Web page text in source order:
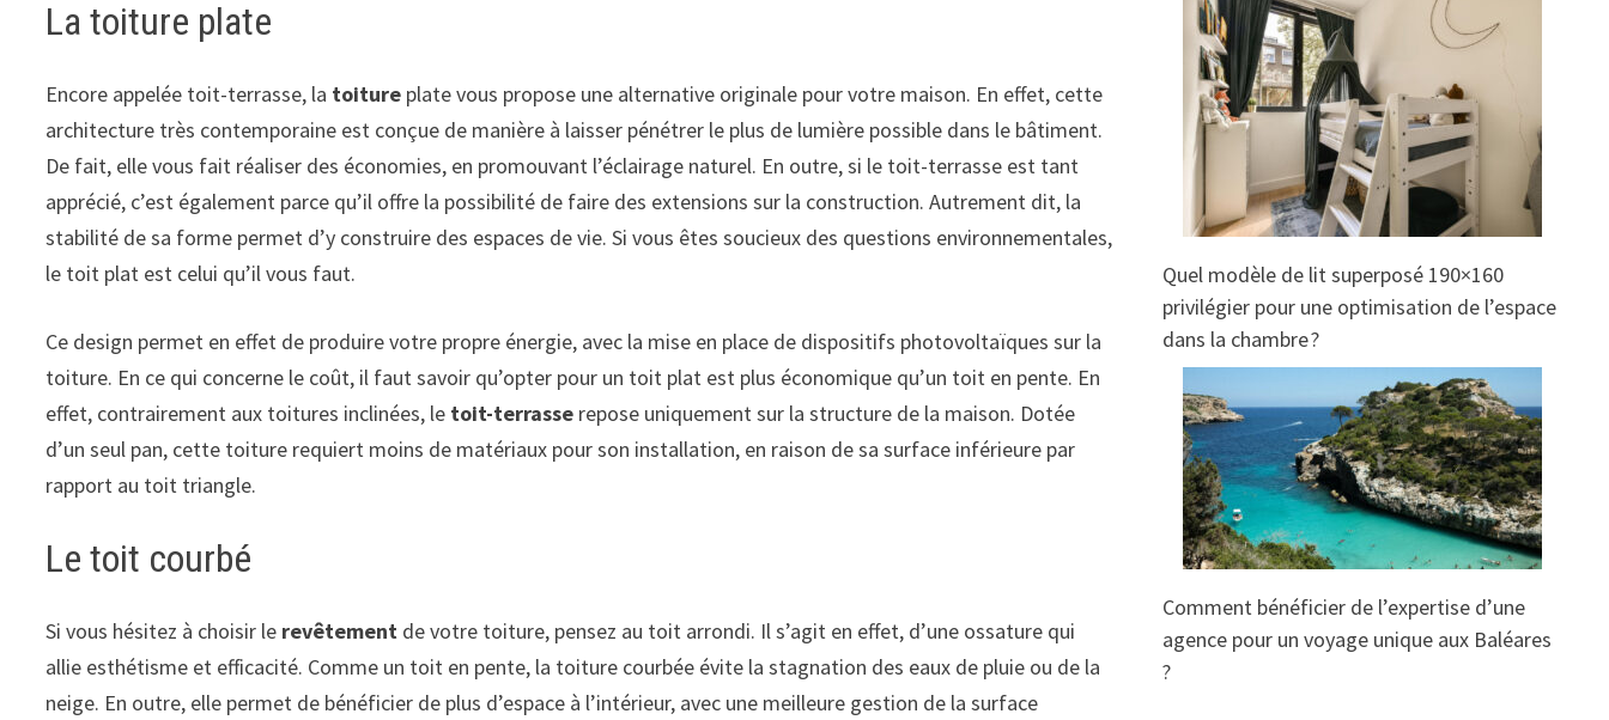
La toiture plate
Encore appelée toit-terrasse, la toiture plate vous propose une alternative originale pour votre maison. En effet, cette
architecture très contemporaine est conçue de manière à laisser pénétrer le plus de lumière possible dans le bâtiment.
De fait, elle vous fait réaliser des économies, en promouvant l’éclairage naturel. En outre, si le toit-terrasse est tant
apprécié, c’est également parce qu’il offre la possibilité de faire des extensions sur la construction. Autrement dit, la
stabilité de sa forme permet d’y construire des espaces de vie. Si vous êtes soucieux des questions environnementales,
le toit plat est celui qu’il vous faut.
Ce design permet en effet de produire votre propre énergie, avec la mise en place de dispositifs photovoltaïques sur la
toiture. En ce qui concerne le coût, il faut savoir qu’opter pour un toit plat est plus économique qu’un toit en pente. En
effet, contrairement aux toitures inclinées, le toit-terrasse repose uniquement sur la structure de la maison. Dotée
d’un seul pan, cette toiture requiert moins de matériaux pour son installation, en raison de sa surface inférieure par
rapport au toit triangle.
Le toit courbé
Si vous hésitez à choisir le revêtement de votre toiture, pensez au toit arrondi. Il s’agit en effet, d’une ossature qui
allie esthétisme et efficacité. Comme un toit en pente, la toiture courbée évite la stagnation des eaux de pluie ou de la
neige. En outre, elle permet de bénéficier de plus d’espace à l’intérieur, avec une meilleure gestion de la surface
Quel modèle de lit superposé 190×160
privilégier pour une optimisation de l’espace
dans la chambre ?
Comment bénéficier de l’expertise d’une
agence pour un voyage unique aux Baléares
?